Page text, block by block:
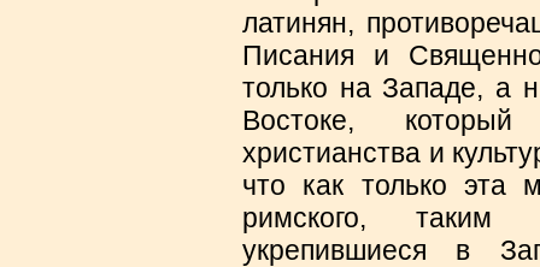
латинян,
Писания и
только на Западе, а
Востоке,
христианства и
что как только эта
римского, таким
укрепившиеся в